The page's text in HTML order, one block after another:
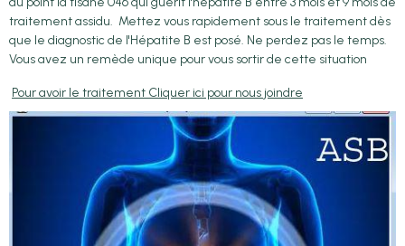
traitement assidu. Mettez vous rapidement sous le traitement dès
que le diagnostic de l'Hépatite B est posé. Ne perdez pas le temps.
Vous avez un remède unique pour vous sortir de cette situation
Pour avoir le traitement Cliquer ici pour nous joindre